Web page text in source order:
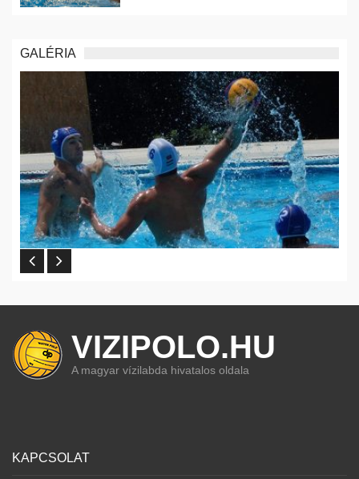
GALÉRIA
VIZIPOLO.HU
A magyar vízilabda hivatalos oldala
KAPCSOLAT